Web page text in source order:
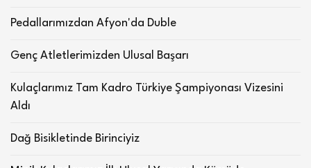
Pedallarımızdan Afyon'da Duble
Genç Atletlerimizden Ulusal Başarı
Kulaçlarımız Tam Kadro Türkiye Şampiyonası Vizesini
Aldı
Dağ Bisikletinde Birinciyiz